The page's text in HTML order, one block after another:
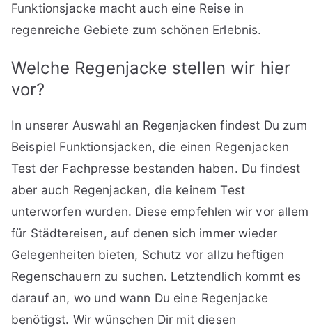
Funktionsjacke macht auch eine Reise in
regenreiche Gebiete zum schönen Erlebnis.
Welche Regenjacke stellen wir hier
vor?
In unserer Auswahl an Regenjacken findest Du zum
Beispiel Funktionsjacken, die einen Regenjacken
Test der Fachpresse bestanden haben. Du findest
aber auch Regenjacken, die keinem Test
unterworfen wurden. Diese empfehlen wir vor allem
für Städtereisen, auf denen sich immer wieder
Gelegenheiten bieten, Schutz vor allzu heftigen
Regenschauern zu suchen. Letztendlich kommt es
darauf an, wo und wann Du eine Regenjacke
benötigst. Wir wünschen Dir mit diesen